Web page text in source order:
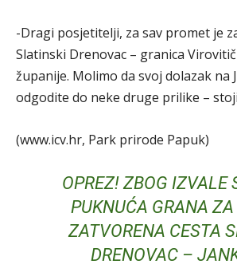
-Dragi posjetitelji, za sav promet je
Slatinski Drenovac – granica
županije. Molimo da svoj dolazak na
odgodite do neke druge prilike –
(www.icv.hr, Park prirode Papuk)
OPREZ! ZBOG IZVALE
PUKNUĆA GRANA
ZATVORENA CESTA
DRENOVAC –